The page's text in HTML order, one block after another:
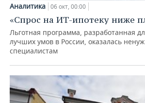
Аналитика 06 окт, 00:00
«Спрос на ИТ-ипотеку ниже
Льготная программа, разработанная
лучших умов в России, оказалась
специалистам